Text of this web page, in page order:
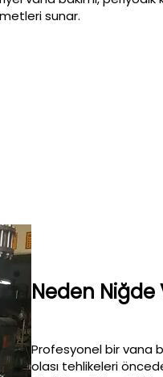
sunar.
Neden Niğde
Profesyonel bir vana
olası tehlikeleri